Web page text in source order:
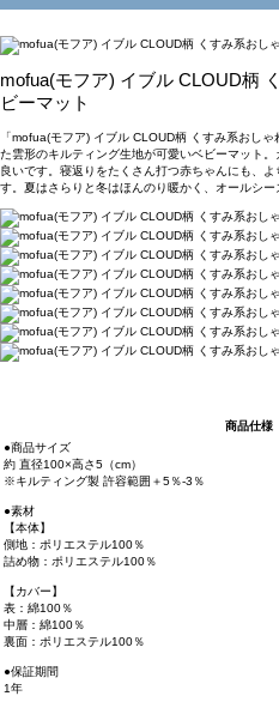
mofua(モフア) イブル CLOUD柄
ビーマット
「mofua(モフア) イブル CLOUD柄 くすみ系おし
た雲形のキルティング生地が可愛いベビーマット
良いです。寝返りをたくさん打つ赤ちゃんにも、
す。夏はさらりと冬はほんのり暖かく、オールシー
商品仕様
●商品サイズ
約 直径100×高さ5（cm）
※キルティング製 許容範囲＋5％-3％
●素材
【本体】
側地：ポリエステル100％
詰め物：ポリエステル100％
【カバー】
表：綿100％
中層：綿100％
裏面：ポリエステル100％
●保証期間
1年